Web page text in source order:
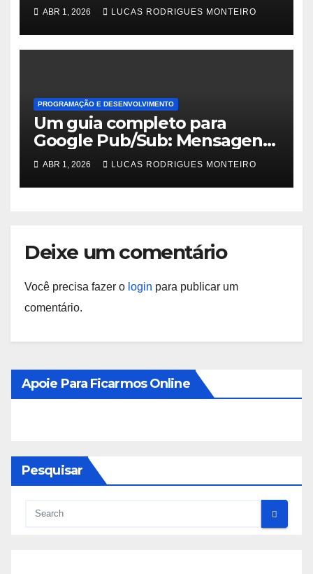
ABR 1, 2026 LUCAS RODRIGUES MONTEIRO
PROGRAMAÇÃO E DESENVOLVIMENTO
Um guia completo para
Google Pub/Sub: Mensagens
integradas na nuvem
ABR 1, 2026 LUCAS RODRIGUES MONTEIRO
Deixe um comentário
Você precisa fazer o login para publicar um
comentário.
Apoie Para Ficarmos Online
Pesquisar